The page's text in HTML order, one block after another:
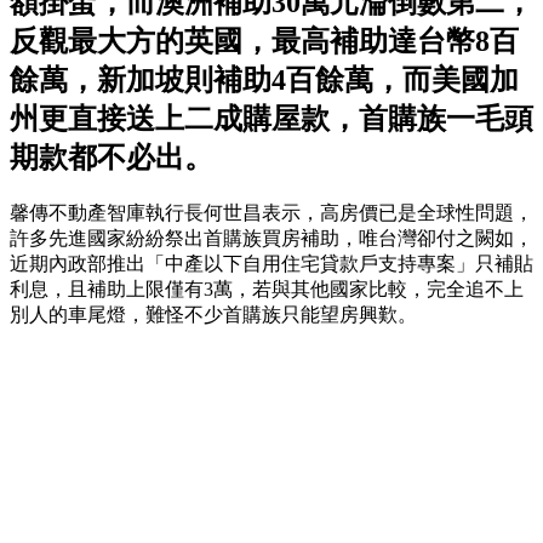
反觀最大方的英國，最高補助達台幣8百
餘萬，新加坡則補助4百餘萬，而美國加
州更直接送上二成購屋款，首購族一毛頭
期款都不必出。
馨傳不動產智庫執行長何世昌表示，高房價已是全球性問題，
許多先進國家紛紛祭出首購族買房補助，唯台灣卻付之闕如，
近期內政部推出「中產以下自用住宅貸款戶支持專案」只補貼
利息，且補助上限僅有3萬，若與其他國家比較，完全追不上
別人的車尾燈，難怪不少首購族只能望房興歎。